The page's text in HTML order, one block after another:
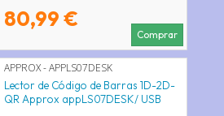
80,99 €
Comprar
APPROX - APPLS07DESK
Lector de Código de Barras 1D-2D-
QR Approx appLS07DESK/ USB